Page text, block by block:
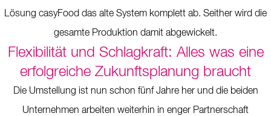
Lösung casyFood das alte System komplett ab. Seither wird die
gesamte Produktion damit abgewickelt.
Flexibilität und Schlagkraft: Alles was eine
erfolgreiche Zukunftsplanung braucht
Die Umstellung ist nun schon fünf Jahre her und die beiden
Unternehmen arbeiten weiterhin in enger Partnerschaft